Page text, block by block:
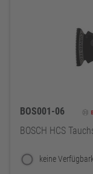
BOS001-06
BOSCH HCS
keine